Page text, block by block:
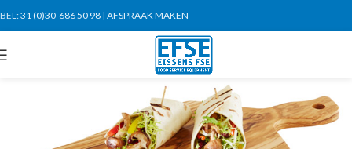
BEL:31 (0)30-686 50 98 | AFSPRAAK MAKEN